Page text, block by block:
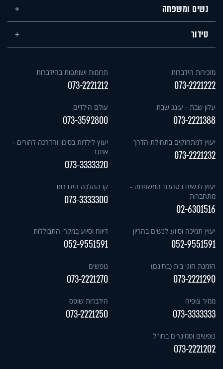
נשים ומשפחה
סידור
מזכירות הידברות
073-2221222
תרומות ושותפות בהידברות
073-2221212
עלון שבת - עונג שבת
073-2221388
עולם הילדים
073-3592800
יעוץ למתחזקים בתחילת הדרך
073-2221232
יעוץ לילדות בסיכון והדרכה להורים -
אתגר
073-3333320
יעוץ לנשים בטהרת המשפחה -
מתחברות
02-6301516
קו ההלכה הידברות
073-3333300
יעוץ תמיכה וסיוע לנשים בהריון
052-9551591
דיווח וסיוע במקרי התבוללות
052-9551591
הזמנת חוגי בית (בחינם)
073-2221290
נופשים
073-2221270
ממיר צופיה
073-3333333
הידברות שופס
073-2221250
נופשים וסמינרים בחו"ל
073-2221202